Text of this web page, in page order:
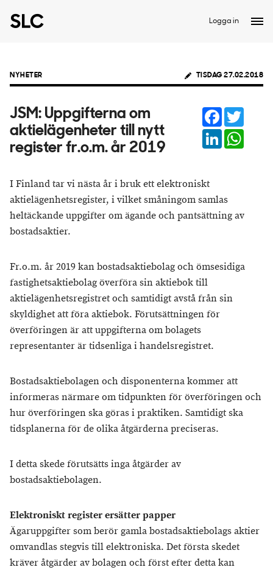
Logga in
NYHETER TISDAG 27.02.2018
JSM: Uppgifterna om
aktielägenheter till nytt
register fr.o.m. år 2019
Facebook
LinkedIn
I Finland tar vi nästa år i bruk ett elektroniskt
aktielägenhetsregister, i vilket småningom samlas
heltäckande uppgifter om ägande och pantsättning av
bostadsaktier.
Fr.o.m. år 2019 kan bostadsaktiebolag och ömsesidiga
fastighetsaktiebolag överföra sin aktiebok till
aktielägenhetsregistret och samtidigt avstå från sin
skyldighet att föra aktiebok. Förutsättningen för
överföringen är att uppgifterna om bolagets
representanter är tidsenliga i handelsregistret.
Bostadsaktiebolagen och disponenterna kommer att
informeras närmare om tidpunkten för överföringen och
hur överföringen ska göras i praktiken. Samtidigt ska
tidsplanerna för de olika åtgärderna preciseras.
I detta skede förutsätts inga åtgärder av
bostadsaktiebolagen.
Elektroniskt register ersätter papper
Ägaruppgifter som berör gamla bostadsaktiebolags aktier
omvandlas stegvis till elektroniska. Det första skedet
kräver åtgärder av bolagen och först efter detta kan